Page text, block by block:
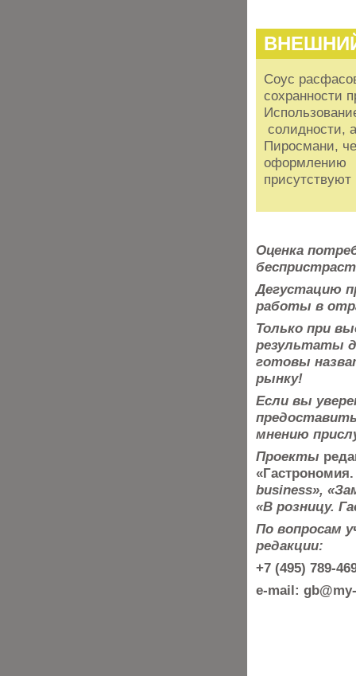
Соус
сохранности
солидности,
Пиросмани,
оформлению
Оценка
Дегустацию
работы в
Только при
результаты
готовы
рынку!
Если вы
мнению
Проекты
business»,
«В розницу.
По вопросам
редакции:
+7 (495) 789-
e-mail: